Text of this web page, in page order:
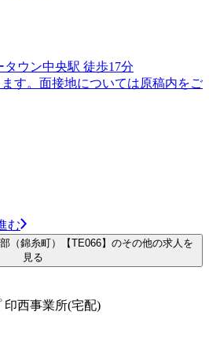
ウン中央駅 徒歩17分
す。面接地については原稿内をご
む
（錦糸町）【TE066】のその他の求人を
見る
印西事業所(宅配)